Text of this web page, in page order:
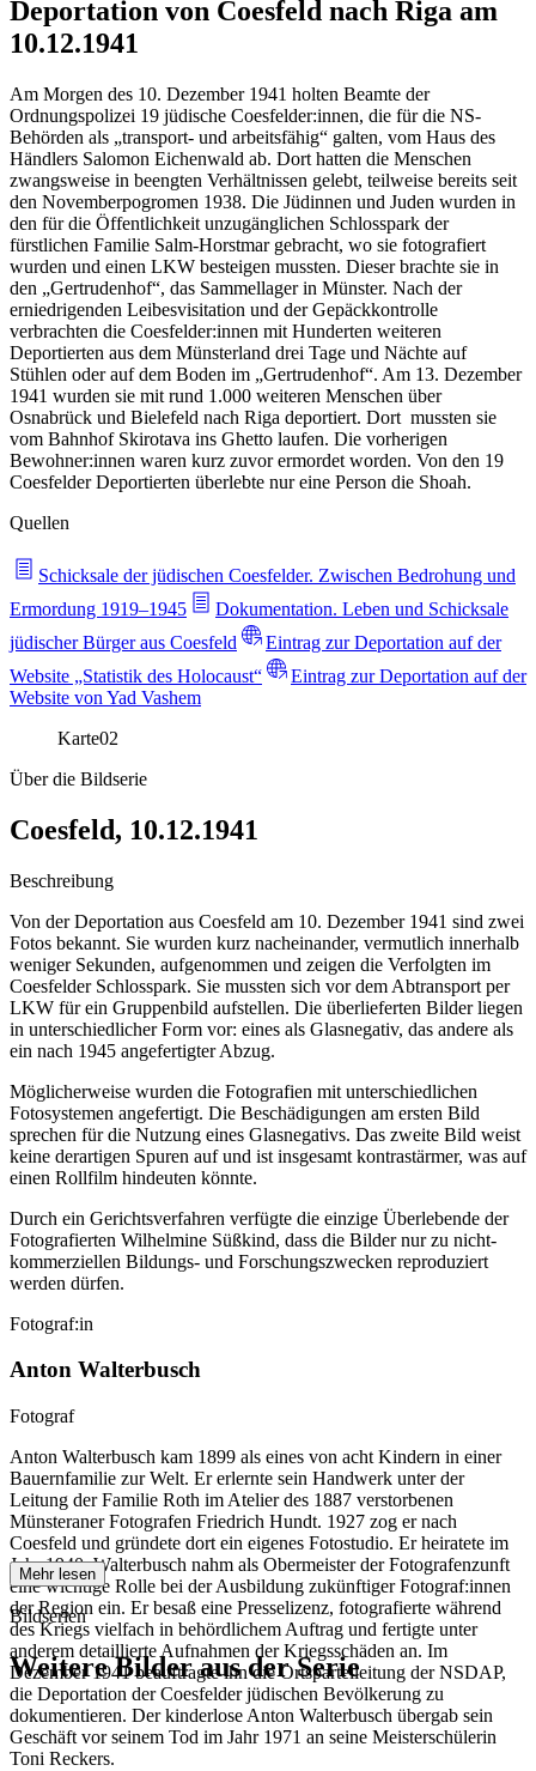
Deportation von Coesfeld nach Riga am
10.12.1941
Am Morgen des 10. Dezember 1941 holten Beamte der
Ordnungspolizei 19 jüdische Coesfelder:innen, die für die NS-
Behörden als „transport- und arbeitsfähig“ galten, vom Haus des
Händlers Salomon Eichenwald ab. Dort hatten die Menschen
zwangsweise in beengten Verhältnissen gelebt, teilweise bereits seit
den Novemberpogromen 1938. Die Jüdinnen und Juden wurden in
den für die Öffentlichkeit unzugänglichen Schlosspark der
fürstlichen Familie Salm-Horstmar gebracht, wo sie fotografiert
wurden und einen LKW besteigen mussten. Dieser brachte sie in
den „Gertrudenhof“, das Sammellager in Münster. Nach der
erniedrigenden Leibesvisitation und der Gepäckkontrolle
verbrachten die Coesfelder:innen mit Hunderten weiteren
Deportierten aus dem Münsterland drei Tage und Nächte auf
Stühlen oder auf dem Boden im „Gertrudenhof“. Am 13. Dezember
1941 wurden sie mit rund 1.000 weiteren Menschen über
Osnabrück und Bielefeld nach Riga deportiert. Dort mussten sie
vom Bahnhof Skirotava ins Ghetto laufen. Die vorherigen
Bewohner:innen waren kurz zuvor ermordet worden. Von den 19
Coesfelder Deportierten überlebte nur eine Person die Shoah.
Quellen
Schicksale der jüdischen Coesfelder. Zwischen Bedrohung und
Ermordung 1919–1945
Dokumentation. Leben und Schicksale
jüdischer Bürger aus Coesfeld
Eintrag zur Deportation auf der
Website „Statistik des Holocaust“
Eintrag zur Deportation auf der
Website von Yad Vashem
Karte02
Über die Bildserie
Coesfeld, 10.12.1941
Beschreibung
Von der Deportation aus Coesfeld am 10. Dezember 1941 sind zwei
Fotos bekannt. Sie wurden kurz nacheinander, vermutlich innerhalb
weniger Sekunden, aufgenommen und zeigen die Verfolgten im
Coesfelder Schlosspark. Sie mussten sich vor dem Abtransport per
LKW für ein Gruppenbild aufstellen. Die überlieferten Bilder liegen
in unterschiedlicher Form vor: eines als Glasnegativ, das andere als
ein nach 1945 angefertigter Abzug.
Möglicherweise wurden die Fotografien mit unterschiedlichen
Fotosystemen angefertigt. Die Beschädigungen am ersten Bild
sprechen für die Nutzung eines Glasnegativs. Das zweite Bild weist
keine derartigen Spuren auf und ist insgesamt kontrastärmer, was auf
einen Rollfilm hindeuten könnte.
Durch ein Gerichtsverfahren verfügte die einzige Überlebende der
Fotografierten Wilhelmine Süßkind, dass die Bilder nur zu nicht-
kommerziellen Bildungs- und Forschungszwecken reproduziert
werden dürfen.
Fotograf:in
Anton Walterbusch
Fotograf
Anton Walterbusch kam 1899 als eines von acht Kindern in einer
Bauernfamilie zur Welt. Er erlernte sein Handwerk unter der
Leitung der Familie Roth im Atelier des 1887 verstorbenen
Münsteraner Fotografen Friedrich Hundt. 1927 zog er nach
Coesfeld und gründete dort ein eigenes Fotostudio. Er heiratete im
Jahr 1940. Walterbusch nahm als Obermeister der Fotografenzunft
eine wichtige Rolle bei der Ausbildung zukünftiger Fotograf:innen
der Region ein. Er besaß eine Presselizenz, fotografierte während
des Kriegs vielfach in behördlichem Auftrag und fertigte unter
anderem detaillierte Aufnahmen der Kriegsschäden an. Im
Dezember 1941 beauftragte ihn die Ortsparteileitung der NSDAP,
die Deportation der Coesfelder jüdischen Bevölkerung zu
dokumentieren. Der kinderlose Anton Walterbusch übergab sein
Geschäft vor seinem Tod im Jahr 1971 an seine Meisterschülerin
Toni Reckers.
Mehr lesen
Bildserien
Weitere Bilder aus der Serie
1941 Coesfeld
1941 Coesfeld